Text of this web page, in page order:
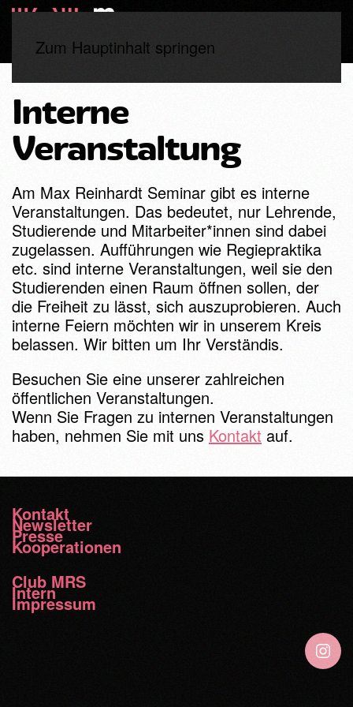
Zum Hauptinhalt springen
Interne
Veranstaltung
Am Max Reinhardt Seminar gibt es interne
Veranstaltungen. Das bedeutet, nur Lehrende,
Studierende und Mitarbeiter*innen sind dabei
zugelassen. Aufführungen wie Regiepraktika
etc. sind interne Veranstaltungen, weil sie den
Studierenden einen Raum öffnen sollen, der
die Freiheit zu lässt, sich auszuprobieren. Auch
interne Feiern möchten wir in unserem Kreis
belassen. Wir bitten um Ihr Verständis.
Besuchen Sie eine unserer zahlreichen
öffentlichen Veranstaltungen.
Wenn Sie Fragen zu internen Veranstaltungen
haben, nehmen Sie mit uns Kontakt auf.
Kontakt
Newsletter
Presse
Kooperationen
Club MRS
Intern
Impressum